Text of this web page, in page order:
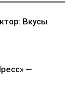
Вкусы
—